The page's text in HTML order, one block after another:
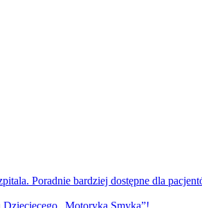
Poradnie bardziej dostępne dla